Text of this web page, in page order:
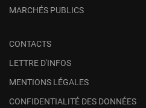
MARCHÉS PUBLICS
CONTACTS
LETTRE D'INFOS
MENTIONS LÉGALES
CONFIDENTIALITÉ DES DONNÉES